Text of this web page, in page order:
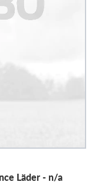
Läder - n/a